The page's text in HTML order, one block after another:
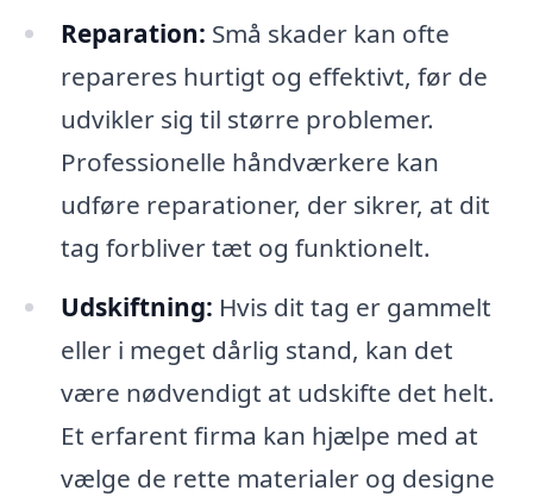
Reparation: Små skader kan ofte
repareres hurtigt og effektivt, før de
udvikler sig til større problemer.
Professionelle håndværkere kan
udføre reparationer, der sikrer, at dit
tag forbliver tæt og funktionelt.
Udskiftning: Hvis dit tag er gammelt
eller i meget dårlig stand, kan det
være nødvendigt at udskifte det helt.
Et erfarent firma kan hjælpe med at
vælge de rette materialer og designe